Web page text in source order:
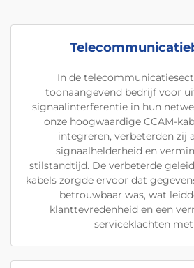
In de
toonaangevend bedrijf voor
signaalinterferentie in hun
onze hoogwaardige CCAM-
integreren, verbeterden zij
signaalhelderheid en
stilstandtijd. De verbeterde
kabels zorgde ervoor dat
betrouwbaar was, wat
klanttevredenheid en een
serviceklachten met